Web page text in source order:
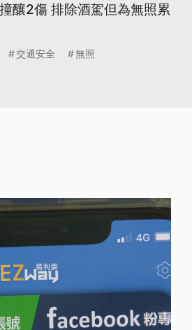
釀2傷 排除酒駕但為無照累
交通安全 無照